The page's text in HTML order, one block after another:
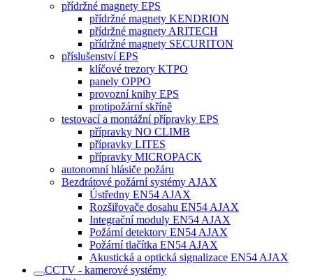
přídržné magnety EPS
přídržné magnety KENDRION
přídržné magnety ARITECH
přídržné magnety SECURITON
příslušenství EPS
klíčové trezory KTPO
panely OPPO
provozní knihy EPS
protipožární skříně
testovací a montážní přípravky EPS
přípravky NO CLIMB
přípravky LITES
přípravky MICROPACK
autonomní hlásiče požáru
Bezdrátové požární systémy AJAX
Ústředny EN54 AJAX
Rozšiřovače dosahu EN54 AJAX
Integrační moduly EN54 AJAX
Požární detektory EN54 AJAX
Požární tlačítka EN54 AJAX
Akustická a optická signalizace EN54 AJAX
CCTV - kamerové systémy